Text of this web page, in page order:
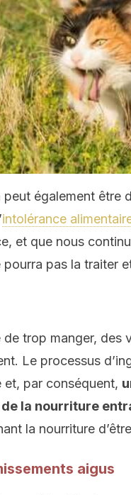
peut également être
intolérance
et que nous
pas la traiter
de trop manger, des
Le processus
par conséquent,
la nourriture
la nourriture
aigus